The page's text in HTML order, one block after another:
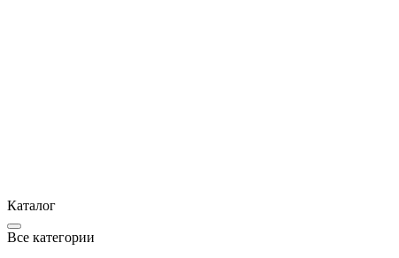
Каталог
Все категории